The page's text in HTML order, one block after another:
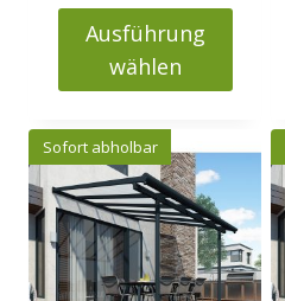
bis
215000 Ft
Ausführung
wählen
Produkt
weist
mehrere
Varianten
auf.
Sofort abholbar